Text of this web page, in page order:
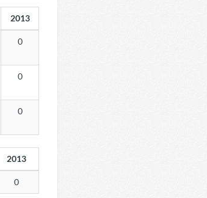
2013
0
0
0
2013
0